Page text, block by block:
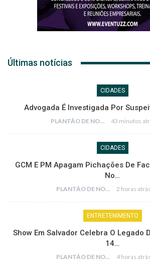
Últimas notícias
CIDADES
Advogada É Investigada Por
PLANTÃO DE NOTÍCIAS 43 minutos
CIDADES
GCM E PM Apagam Pichações De
No…
PLANTÃO DE NOTÍCIAS 2 horas atrás
ENTRETENIMENTO
Show Em Salvador Celebra O Legado
14…
PLANTÃO DE NOTÍCIAS 4 horas atrás